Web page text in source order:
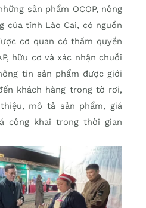
sản phẩm OCOP, nông
của tỉnh Lào Cai, có nguồn
cơ quan có thầm quyền
hữu cơ và xác nhận chuỗi
tin sản phẩm được giới
khách hàng trong tờ rơi,
mô tả sản phẩm, giá
công khai trong thời gian